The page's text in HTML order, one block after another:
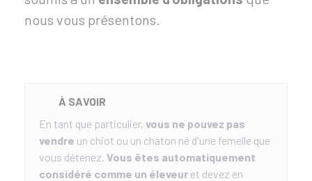
nous vous présentons.
À SAVOIR
En tant que particulier, vous ne pouvez pas
vendre un chiot ou un chaton né d'une femelle que
vous détenez. Vous êtes automatiquement
considéré comme un éleveur et devez en